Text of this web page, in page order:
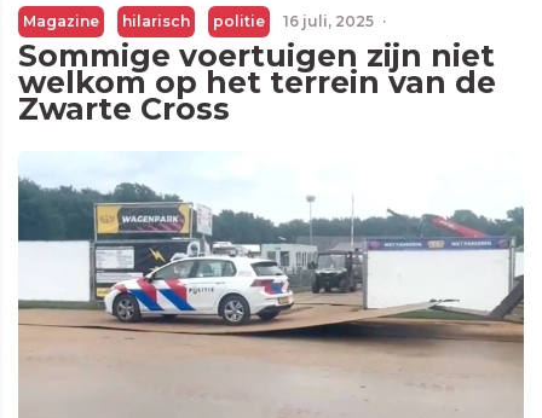
Magazine hilarisch politie 16 juli, 2025 ·
Sommige voertuigen zijn niet
welkom op het terrein van de
Zwarte Cross